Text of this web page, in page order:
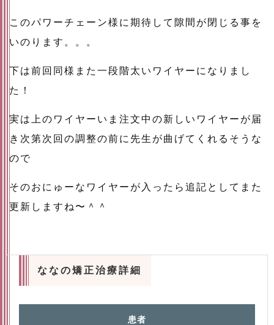
このパワーチェーン様に期待して隙間が閉じる事を
いのります。。。
下は前回同様また一段階太いワイヤーになりまし
た！
実は上のワイヤーいま注文中の新しいワイヤーが届
き次第次回の調整の前に先生が曲げてくれるそうな
ので
そのおにゅーなワイヤーが入ったら追記としてまた
更新しますね〜＾＾
ななの矯正治療詳細
患者